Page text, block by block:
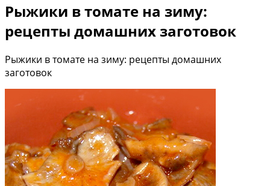
Рыжики в томате на зиму:
рецепты домашних заготовок
Рыжики в томате на зиму: рецепты домашних
заготовок